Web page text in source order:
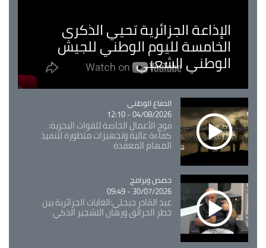
الإذاعة الجزائرية تحيي الذكرى
الخامسة لليوم الوطني للجيش
الوطني الشعبي
Catégorie
الدفاع الوطني
04/08/2026 - 12:10
فوج الأعمال الخاصة للقوات البحرية:
كفاءة عالية وتجهيزات متطورة لتنفيذ
المهام المعقدة
Catégorie
حصص وبرامج
30/07/2026 - 09:49
عبد القادر جيجلي:الغابات الجزائرية بين
خطر الحرائق ورهان التشجير الذكي